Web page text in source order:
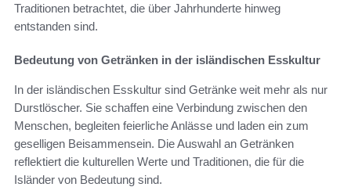
Traditionen betrachtet, die über Jahrhunderte hinweg
entstanden sind.
Bedeutung von Getränken in der isländischen Esskultur
In der isländischen Esskultur sind Getränke weit mehr als nur
Durstlöscher. Sie schaffen eine Verbindung zwischen den
Menschen, begleiten feierliche Anlässe und laden ein zum
geselligen Beisammensein. Die Auswahl an Getränken
reflektiert die kulturellen Werte und Traditionen, die für die
Isländer von Bedeutung sind.